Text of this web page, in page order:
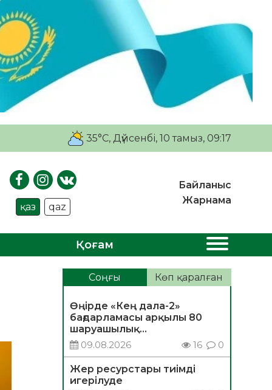
35°C, Дүйсенбі, 10 тамыз, 09:17
қаз qaz
Байланыс
Жарнама
Қоғам
Соңғы Көп қаралған
Өңірде «Кең дала-2»
бағдарламасы арқылы 80
шаруашылық
қаржыландырылды
09.08.2026 16 0
Жер ресурстары тиімді
игерілуде